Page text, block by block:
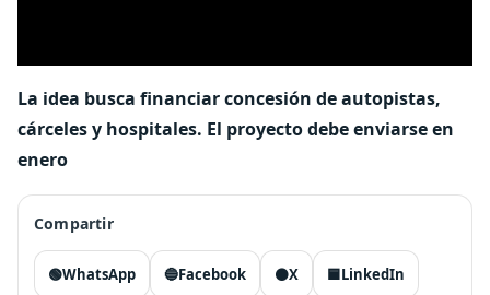
La idea busca financiar concesión de autopistas,
cárceles y hospitales. El proyecto debe enviarse en
enero
Compartir
🟢WhatsApp 🔵Facebook ⚫X 🟦LinkedIn